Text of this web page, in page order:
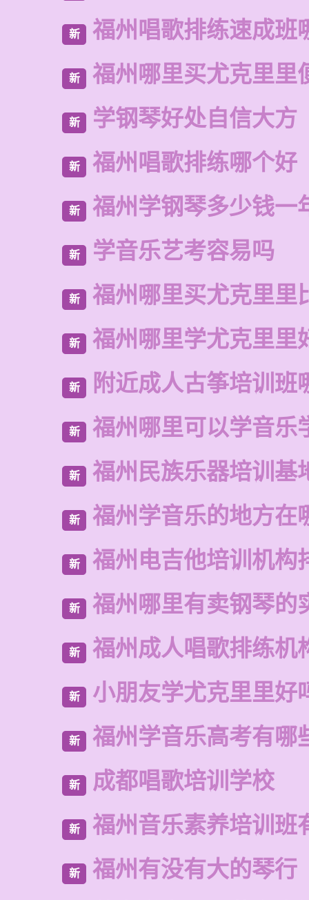
新 福州唱歌排练速成班
新 福州哪里买尤克里里
新 学钢琴好处自信大方
新 福州唱歌排练哪个好
新 福州学钢琴多少钱一
新 学音乐艺考容易吗
新 福州哪里买尤克里里
新 福州哪里学尤克里里
新 附近成人古筝培训班
新 福州哪里可以学音乐
新 福州民族乐器培训基
新 福州学音乐的地方在
新 福州电吉他培训机构
新 福州哪里有卖钢琴的
新 福州成人唱歌排练机
新 小朋友学尤克里里好
新 福州学音乐高考有哪
新 成都唱歌培训学校
新 福州音乐素养培训班
新 福州有没有大的琴行